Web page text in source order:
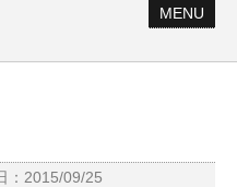
MENU
：2015/09/25